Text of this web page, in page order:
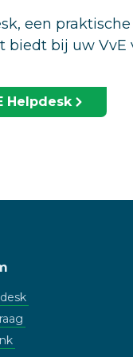
een
bij uw VvE
Helpdesk